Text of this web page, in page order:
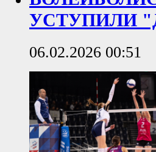
УСТУПИЛИ
06.02.2026 00:51